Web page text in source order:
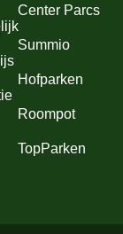
Center Parcs
Summio
Hofparken
Roompot
TopParken